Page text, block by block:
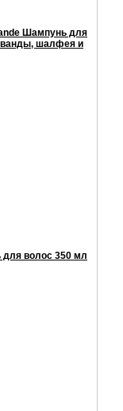
Шампунь для
шалфея и
волос 350 мл